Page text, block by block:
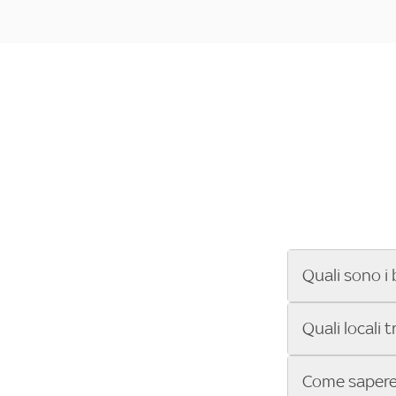
Quali sono i
Se cerchi un
ENILIVE, la
Sky Bar ti
Quali locali
Vuoi sapere
Come